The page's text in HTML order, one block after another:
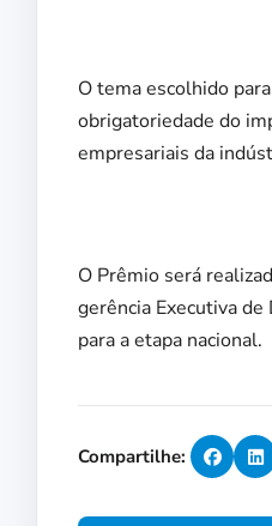
O tema escolhido
obrigatoriedade do
empresariais da
O Prêmio será
gerência Executiva
para a etapa nacional.
Compartilhe: